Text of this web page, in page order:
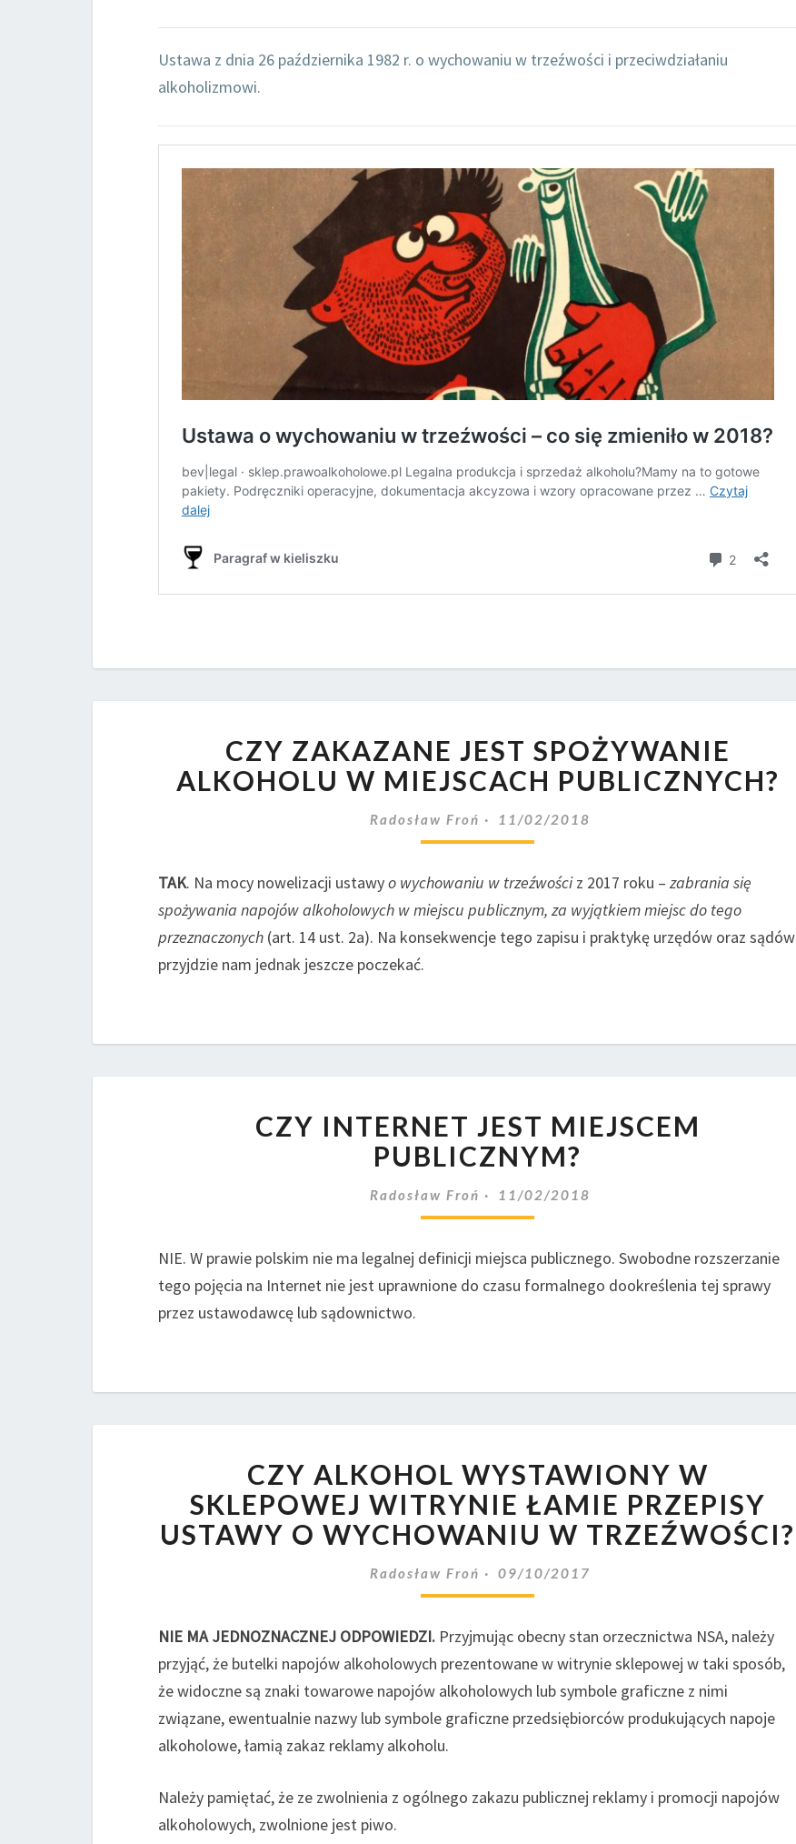
Ustawa z dnia 26 października 1982 r. o wychowaniu w trzeźwości i przeciwdziałaniu
alkoholizmowi.
ZAKAZANE
JEST
SPOŻYWANIE
ALKOHOLU
W
PUBLICZNYCH?
CZY ZAKAZANE JEST SPOŻYWANIE
ALKOHOLU W MIEJSCACH PUBLICZNYCH?
Radosław Froń 11/02/2018
TAK. Na mocy nowelizacji ustawyo wychowaniu w trzeźwościz 2017 roku – zabrania się
spożywania napojów alkoholowych w miejscu publicznym, za wyjątkiem miejsc do tego
przeznaczonych (art. 14 ust. 2a). Na konsekwencje tego zapisu i praktykę urzędów oraz sądów
przyjdzie nam jednak jeszcze poczekać.
INTERNET
JEST
MIEJSCEM
PUBLICZNYM?
CZY INTERNET JEST MIEJSCEM
PUBLICZNYM?
Radosław Froń 11/02/2018
NIE. W prawie polskim nie ma legalnej definicji miejsca publicznego. Swobodne rozszerzanie
tego pojęcia na Internet nie jest uprawnione do czasu formalnego dookreślenia tej sprawy
przez ustawodawcę lub sądownictwo.
ALKOHOL
WYSTAWIONY
W
SKLEPOWEJ
WITRYNIE
USTAWY
O
WYCHOWANIU
W
TRZEŹWOŚCI?
CZY ALKOHOL WYSTAWIONY W
SKLEPOWEJ WITRYNIE ŁAMIE PRZEPISY
USTAWY O WYCHOWANIU W TRZEŹWOŚCI?
Radosław Froń 09/10/2017
NIE MA JEDNOZNACZNEJ ODPOWIEDZI. Przyjmując obecny stan orzecznictwa NSA, należy
przyjąć, że butelki napojów alkoholowych prezentowane w witrynie sklepowej w taki sposób,
że widoczne są znaki towarowe napojów alkoholowych lub symbole graficzne z nimi
związane, ewentualnie nazwy lub symbole graficzne przedsiębiorców produkujących napoje
alkoholowe, łamią zakaz reklamy alkoholu.
Należy pamiętać, że ze zwolnienia z ogólnego zakazu publicznej reklamy i promocji napojów
alkoholowych, zwolnione jest piwo.